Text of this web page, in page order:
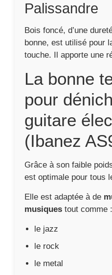
Palissandre
Bois foncé, d’une
bonne, est utilisé pour
touche. Il apporte une
La bonne
pour
guitare
(Ibanez
Grâce à son faible
est optimale pour tous
Elle est adaptée à de
musiques tout comme :
le jazz
le rock
le metal